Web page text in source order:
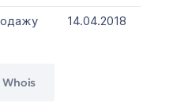
14.04.2018
Whois